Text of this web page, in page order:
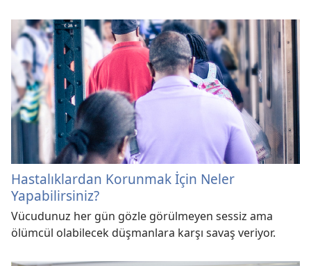
Hastalıklardan Korunmak İçin Neler
Yapabilirsiniz?
Vücudunuz her gün gözle görülmeyen sessiz ama
ölümcül olabilecek düşmanlara karşı savaş veriyor.